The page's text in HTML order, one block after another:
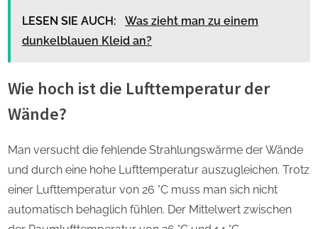
LESEN SIE AUCH:
Was zieht man zu einem
dunkelblauen Kleid an?
Wie hoch ist die Lufttemperatur der
Wände?
Man versucht die fehlende Strahlungswärme der Wände
und durch eine hohe Lufttemperatur auszugleichen. Trotz
einer Lufttemperatur von 26 °C muss man sich nicht
automatisch behaglich fühlen. Der Mittelwert zwischen